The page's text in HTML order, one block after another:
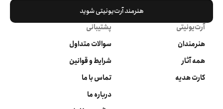
هنرمند آرت‌یونیتی شوید
آرت‌یونیتی
هنرمندان
همه آثار
کارت هدیه
پشتیبانی
سوالات متداول
شرایط و قوانین
تماس با ما
درباره ما